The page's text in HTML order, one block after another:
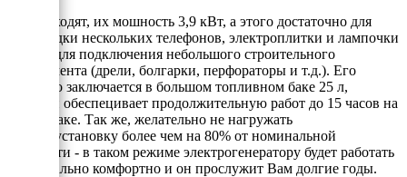
Да, подходят, их мошность 3,9 кВт, а этого достаточно для
подзарядки нескольких телефонов, электроплитки и лампочки
или же для подключения небольшого строительного
инструмента (дрели, болгарки, перфораторы и т.д.). Его
удобство заключается в большом топливном баке 25 л,
который обеспецивает продолжительную работ до 15 часов на
одном баке. Так же, желательно не нагружать
электроустановку более чем на 80% от номинальной
мощности - в таком режиме электрогенератору будет работать
максимально комфортно и он прослужит Вам долгие годы.